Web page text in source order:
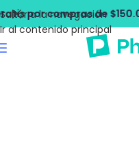
Saltar a la navegación
Ir al contenido principal
por compras de